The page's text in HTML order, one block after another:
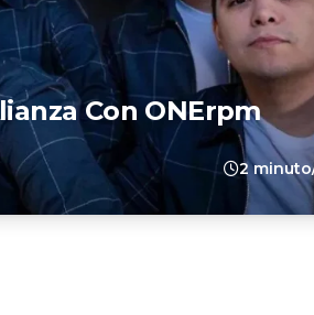
Con ONErpm
2